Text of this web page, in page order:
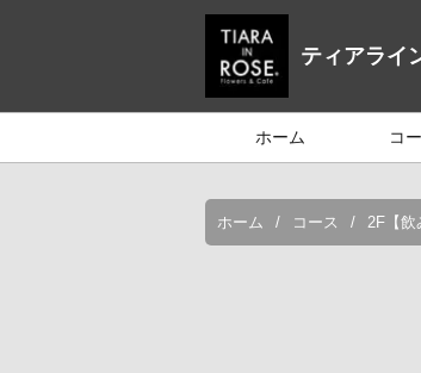
ティアライ
ホーム コ
ホーム コース 2F【飲